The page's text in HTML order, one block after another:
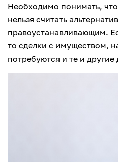
Необходимо понимать,
нельзя считать
правоустанавливающим.
то сделки с имуществом,
потребуются и те и